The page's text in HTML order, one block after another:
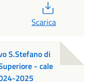
Scarica
S.Stefano di
- cale
2025